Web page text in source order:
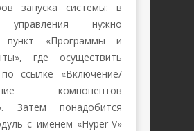
запуска системы: в
управления нужно
пункт «Программы и
где осуществить
ссылке «Включение/
компонентов
Затем понадобится
с именем «Hyper-V»